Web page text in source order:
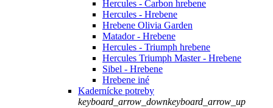
Hercules - Carbon hrebene
Hercules - Hrebene
Hrebene Olivia Garden
Matador - Hrebene
Hercules - Triumph hrebene
Hercules Triumph Master - Hrebene
Sibel - Hrebene
Hrebene iné
Kadernícke potreby
keyboard_arrow_downkeyboard_arrow_up